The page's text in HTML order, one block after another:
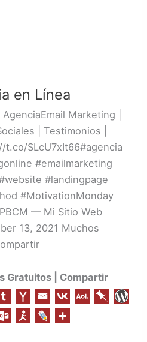
en Línea
Marketing |
| Testimonios |
t.co/SLcU7xIt66#agencia
#emailmarketing
#landingpage
#MotivationMonday
— Mi Sitio Web
13, 2021 Muchos
Gratuitos | Compartir